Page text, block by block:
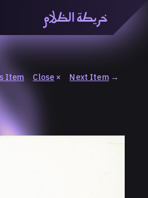
خريطة الظلام
«خريطة الظّلام» هي منصّة
والاتحاد المعرفي من منطلق
المنصّة من ثلاثيّة حيزيّة
Item Close × Next Item→